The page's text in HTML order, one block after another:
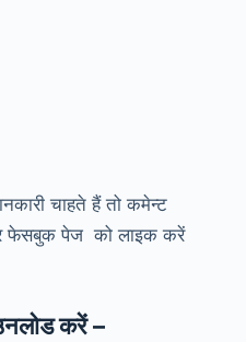
चाहते हैं तो कमेन्ट
फेसबुक पेज को लाइक करें
करें –